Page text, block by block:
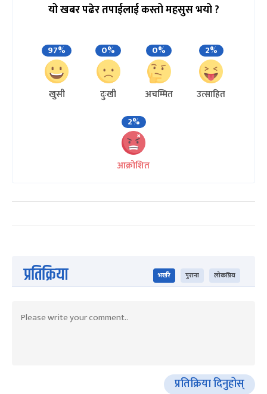
यो खबर पढेर तपाईलाई कस्तो महसुस भयो ?
97%
खुसी
0%
दुःखी
0%
अचम्मित
2%
उत्साहित
2%
आक्रोशित
प्रतिक्रिया भर्खरै पुराना लोकप्रिय
प्रतिक्रिया दिनुहोस्